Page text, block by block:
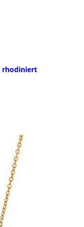
rhodiniert